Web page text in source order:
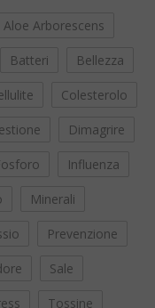
Aloe Arborescens
Batteri Bellezza
Colesterolo
Dimagrire
Influenza
Minerali
Prevenzione
Sale
Tossine